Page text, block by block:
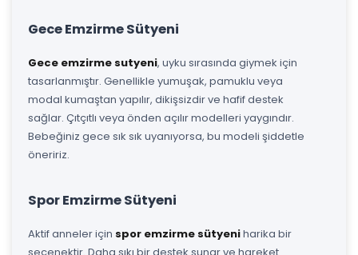
Gece Emzirme Sütyeni
Gece emzirme sutyeni, uyku sırasında giymek için
tasarlanmıştır. Genellikle yumuşak, pamuklu veya
modal kumaştan yapılır, dikişsizdir ve hafif destek
sağlar. Çıtçıtlı veya önden açılır modelleri yaygındır.
Bebeğiniz gece sık sık uyanıyorsa, bu modeli şiddetle
öneririz.
Spor Emzirme Sütyeni
Aktif anneler için spor emzirme sütyeniharika bir
seçenektir. Daha sıkı bir destek sunar ve hareket